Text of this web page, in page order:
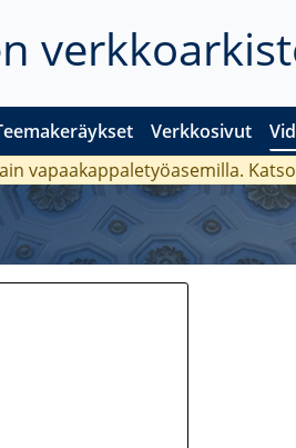
Verkkosivut
vapaakappaletyöasemilla. Katso